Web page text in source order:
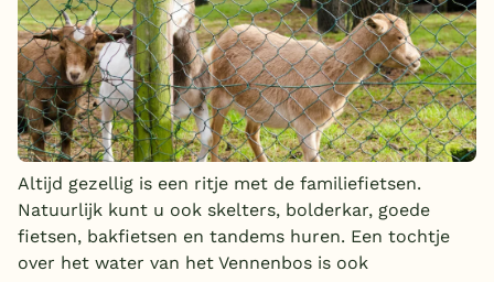
Altijd gezellig is een ritje met de familiefietsen.
Natuurlijk kunt u ook skelters, bolderkar, goede
fietsen, bakfietsen en tandems huren. Een tochtje
over het water van het Vennenbos is ook